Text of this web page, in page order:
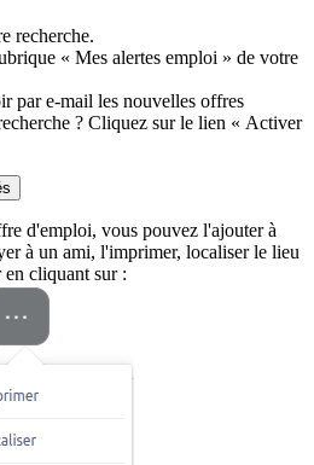
recherche.
« Mes alertes emploi » de votre
par e-mail les nouvelles offres
? Cliquez sur le lien « Activer
d'emploi, vous pouvez l'ajouter à
à un ami, l'imprimer, localiser le lieu
cliquant sur :